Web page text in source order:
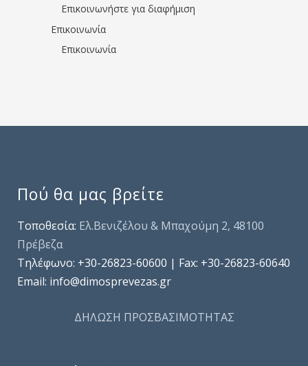
Επικοινωνήστε για διαφήμιση
Επικοινωνία
Επικοινωνία
Πού θα μας βρείτε
Τοποθεσία: Ελ.Βενιζέλου & Μπαχούμη 2, 48100
Πρέβεζα
Τηλέφωνo: +30-26823-60600 | Fax: +30-26823-60640
Email: info@dimosprevezas.gr
ΔΗΛΩΣΗ ΠΡΟΣΒΑΣΙΜΟΤΗΤΑΣ